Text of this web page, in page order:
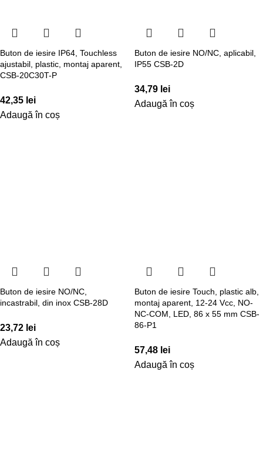
Buton de iesire IP64, Touchless
ajustabil, plastic, montaj aparent,
CSB-20C30T-P
42,35 lei
Adaugă în coș
Buton de iesire NO/NC, aplicabil,
IP55 CSB-2D
34,79 lei
Adaugă în coș
Buton de iesire NO/NC,
incastrabil, din inox CSB-28D
23,72 lei
Adaugă în coș
Buton de iesire Touch, plastic alb,
montaj aparent, 12-24 Vcc, NO-
NC-COM, LED, 86 x 55 mm CSB-
86-P1
57,48 lei
Adaugă în coș